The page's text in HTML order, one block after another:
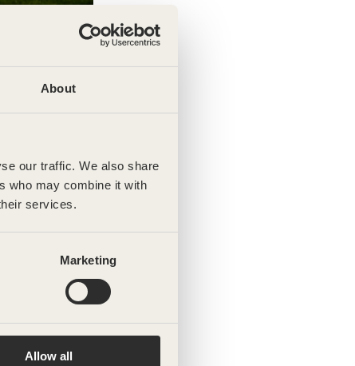
About
our traffic. We also share
who may combine it with
services.
Marketing
Allow all